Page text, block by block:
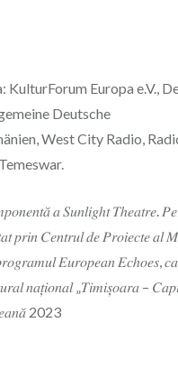
KulturForum Europa e.V.,
Deutsche
West City Radio,
𝑎 𝑆𝑢𝑛𝑙𝑖𝑔ℎ𝑡 𝑇ℎ𝑒𝑎𝑡𝑟𝑒.
𝑝𝑟𝑖𝑛 𝐶𝑒𝑛𝑡𝑟𝑢𝑙 𝑑𝑒 𝑃𝑟𝑜𝑖𝑒𝑐𝑡𝑒 𝑎𝑙
𝐸𝑢𝑟𝑜𝑝𝑒𝑎𝑛 𝐸𝑐ℎ𝑜𝑒𝑠,
𝑛𝑎𝑡̦𝑖𝑜𝑛𝑎𝑙 „𝑇𝑖𝑚𝑖𝑠̦𝑜𝑎𝑟𝑎 –
2023